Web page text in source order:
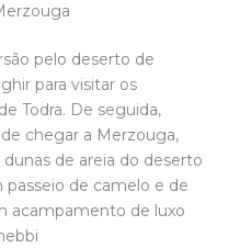
pelo deserto de
para visitar os
Todra. De seguida,
chegar a Merzouga,
de areia do deserto
passeio de camelo e de
acampamento de luxo